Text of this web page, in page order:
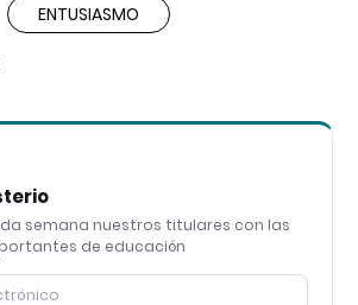
ENTUSIASMO
semana nuestros titulares con las
de educación